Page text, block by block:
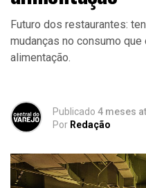
Futuro dos restaurantes:
mudanças no consumo
alimentação.
Publicado 4 meses
Por Redação